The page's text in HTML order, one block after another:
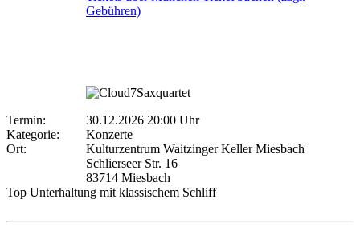
Gebühren)
Termin:
30.12.2026 20:00 Uhr
Kategorie:
Konzerte
Ort:
Kulturzentrum Waitzinger Keller Miesbach
Schlierseer Str. 16
83714 Miesbach
Top Unterhaltung mit klassischem Schliff